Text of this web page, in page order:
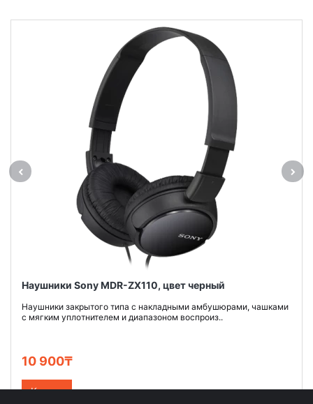
Наушники Sony MDR-ZX110, цвет черный
Наушники закрытого типа с накладными амбушюрами, чашками
с мягким уплотнителем и диапазоном воспроиз..
10 900₸
Купить